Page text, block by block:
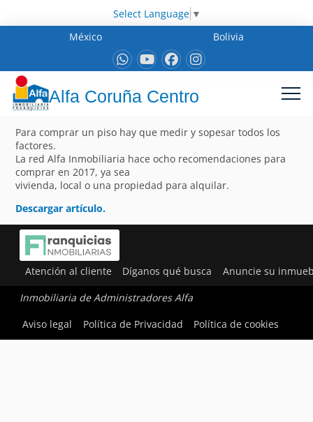
Select Language ▼
México
Bolivia
Alfa Coruña Centro
Para comprar un piso hay que medir y sopesar todos los
factores.
La red Alfa Inmobiliaria hace ocho recomendaciones para
comprar en 2017, ya sea
vivienda, local o una propiedad para alquilar.
Descargar artículo.
Atención al cliente Díganos qué busca Anuncie su
Inmobiliaria de Administradores Alfa
Aviso legal
Política de Privacidad Política de cookies